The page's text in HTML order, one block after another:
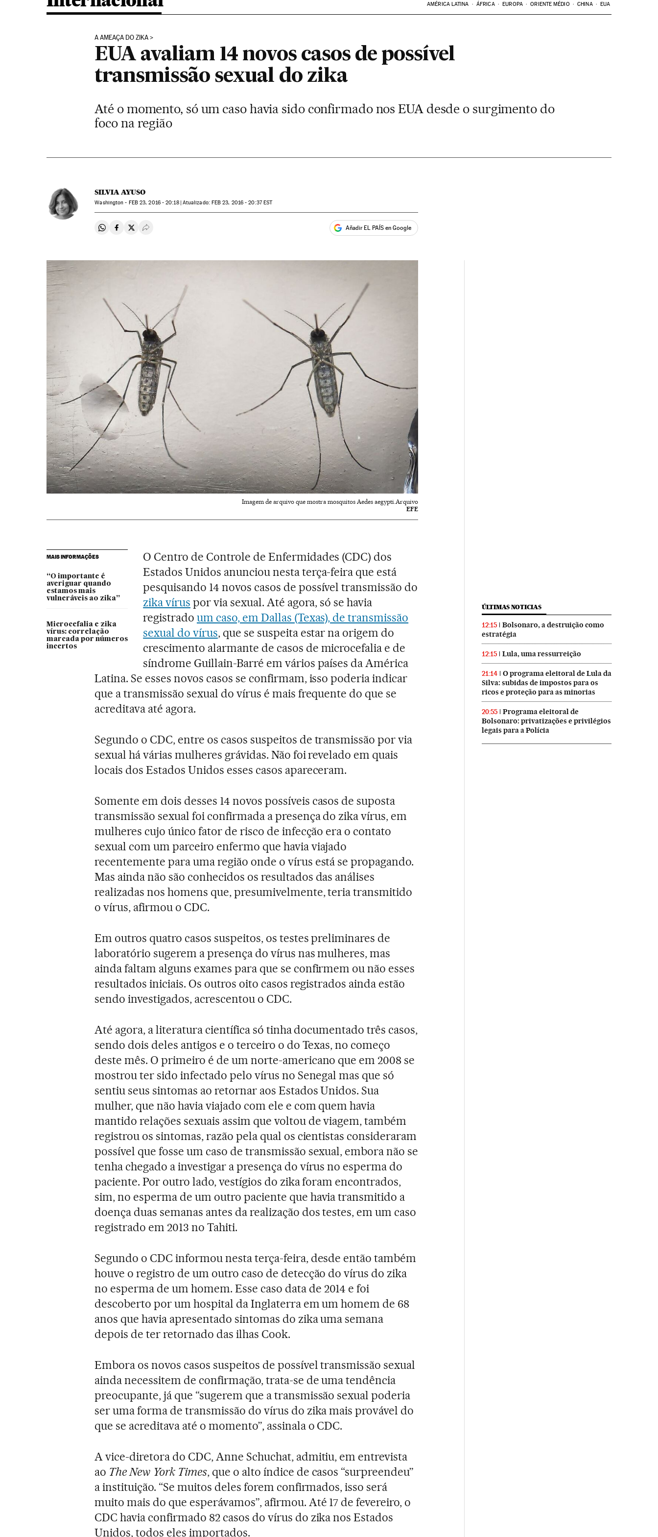
AMÉRICA LATINA ÁFRICA EUROPA ORIENTE MÉDIO CHINA EUA
A AMEAÇA DO ZIKA
EUA avaliam 14 novos casos de possível
transmissão sexual do zika
Até o momento, só um caso havia sido confirmado nos EUA desde o surgimento do
foco na região
SILVIA AYUSO
Washington - FEB23, 2016 - 20:18 atualizado: FEB 23, 2016 - 20:37EST
Compartir en Whatsapp
Compartir en Facebook
Compartir en Twitter
Desplegar Redes Sociales Añadir EL PAÍS en Google
Imagem de arquivo que mostra mosquitos Aedes aegypti.Arquivo
EFE
MAIS INFORMAÇÕES
“O importante é
averiguar quando
estamos mais
vulneráveis ao zika”
Microcefalia e zika
vírus: correlação
marcada por números
incertos
O Centro de Controle de Enfermidades (CDC) dos
Estados Unidos anunciou nesta terça-feira que está
pesquisando 14 novos casos de possível transmissão do
zika vírus por via sexual. Até agora, só se havia
registrado um caso, em Dallas (Texas), de transmissão
sexual do vírus, que se suspeita estar na origem do
crescimento alarmante de casos de microcefalia e de
síndrome Guillain-Barré em vários países da América
Latina. Se esses novos casos se confirmam, isso poderia indicar
que a transmissão sexual do vírus é mais frequente do que se
acreditava até agora.
Segundo o CDC, entre os casos suspeitos de transmissão por via
sexual há várias mulheres grávidas. Não foi revelado em quais
locais dos Estados Unidos esses casos apareceram.
Somente em dois desses 14 novos possíveis casos de suposta
transmissão sexual foi confirmada a presença do zika vírus, em
mulheres cujo único fator de risco de infecção era o contato
sexual com um parceiro enfermo que havia viajado
recentemente para uma região onde o vírus está se propagando.
Mas ainda não são conhecidos os resultados das análises
realizadas nos homens que, presumivelmente, teria transmitido
o vírus, afirmou o CDC.
Em outros quatro casos suspeitos, os testes preliminares de
laboratório sugerem a presença do vírus nas mulheres, mas
ainda faltam alguns exames para que se confirmem ou não esses
resultados iniciais. Os outros oito casos registrados ainda estão
sendo investigados, acrescentou o CDC.
Até agora, a literatura científica só tinha documentado três casos,
sendo dois deles antigos e o terceiro o do Texas, no começo
deste mês. O primeiro é de um norte-americano que em 2008 se
mostrou ter sido infectado pelo vírus no Senegal mas que só
sentiu seus sintomas ao retornar aos Estados Unidos. Sua
mulher, que não havia viajado com ele e com quem havia
mantido relações sexuais assim que voltou de viagem, também
registrou os sintomas, razão pela qual os cientistas consideraram
possível que fosse um caso de transmissão sexual, embora não se
tenha chegado a investigar a presença do vírus no esperma do
paciente. Por outro lado, vestígios do zika foram encontrados,
sim, no esperma de um outro paciente que havia transmitido a
doença duas semanas antes da realização dos testes, em um caso
registrado em 2013 no Tahiti.
Segundo o CDC informou nesta terça-feira, desde então também
houve o registro de um outro caso de detecção do vírus do zika
no esperma de um homem. Esse caso data de 2014 e foi
descoberto por um hospital da Inglaterra em um homem de 68
anos que havia apresentado sintomas do zika uma semana
depois de ter retornado das ilhas Cook.
Embora os novos casos suspeitos de possível transmissão sexual
ainda necessitem de confirmação, trata-se de uma tendência
preocupante, já que “sugerem que a transmissão sexual poderia
ser uma forma de transmissão do vírus do zika mais provável do
que se acreditava até o momento”, assinala o CDC.
A vice-diretora do CDC, Anne Schuchat, admitiu, em entrevista
ao The New York Times, que o alto índice de casos “surpreendeu”
a instituição. “Se muitos deles forem confirmados, isso será
muito mais do que esperávamos”, afirmou. Até 17 de fevereiro, o
CDC havia confirmado 82 casos do vírus do zika nos Estados
Unidos, todos eles importados.
ÚLTIMAS NOTICIAS
12:15
Bolsonaro, a destruição como
estratégia
12:15 Lula, uma ressurreição
21:14
O programa eleitoral de Lula da
Silva: subidas de impostos para os
ricos e proteção para as minorias
20:55
Programa eleitoral de
Bolsonaro: privatizações e privilégios
legais para a Polícia